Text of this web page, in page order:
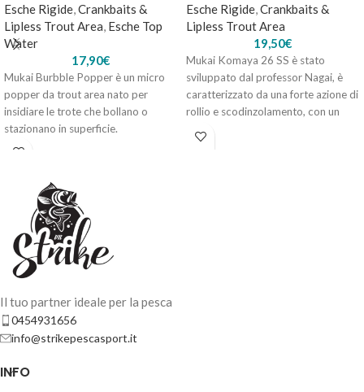
BERKLEY ZILLA JOINTED GLIDER – PERCH
14,00 € 4 disponibili
Esche Rigide,Crankbaits &
Lipless Trout Area, Esche Top
Water
17,90€
Mukai Burbble Popper è un micro
popper da trout area nato per
insidiare le trote che bollano o
stazionano in superficie.
Esche Rigide,Crankbaits &
Lipless Trout Area
19,50€
Mukai Komaya 26 SS è stato
sviluppato dal professor Nagai, è
caratterizzato da una forte azione di
rollio e scodinzolamento, con un
profondità.
Il tuo partner ideale per la pesca
0454931656
info@strikepescasport.it
INFO